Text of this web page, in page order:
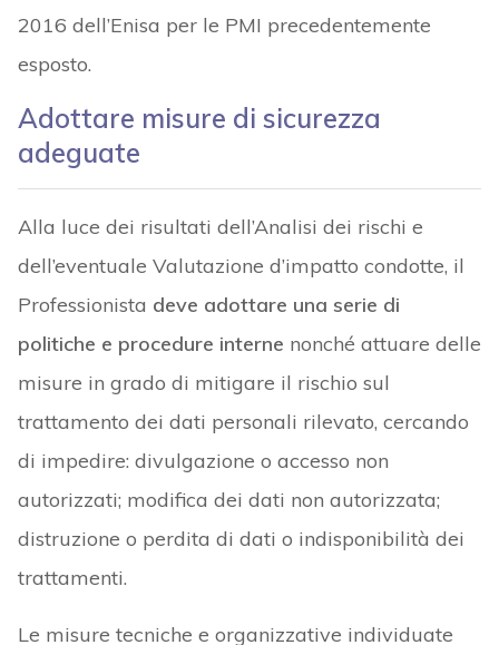
2016 dell’Enisa per le PMI precedentemente
esposto.
Adottare misure di sicurezza
adeguate
Alla luce dei risultati dell’Analisi dei rischi e
dell’eventuale Valutazione d’impatto condotte, il
Professionista deve adottare una serie di
politiche e procedure interne nonché attuare delle
misure in grado di mitigare il rischio sul
trattamento dei dati personali rilevato, cercando
di impedire: divulgazione o accesso non
autorizzati; modifica dei dati non autorizzata;
distruzione o perdita di dati o indisponibilità dei
trattamenti.
Le misure tecniche e organizzative individuate